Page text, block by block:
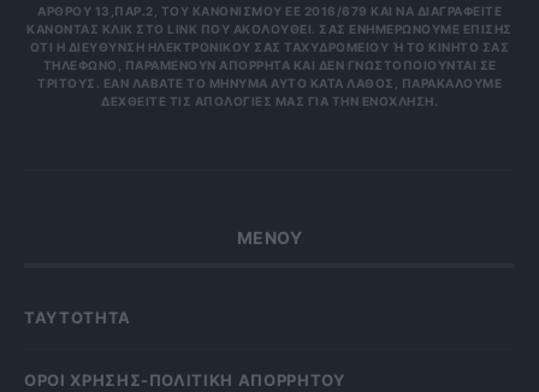
ΡΟΥ 13,ΠΑΡ.2, ΤΟΥ ΚΑΝΟΝΙΣΜΟΎ ΕΕ 2016/679 ΚΑΙ ΝΑ ΔΙΑΓΡΑΦΕΊΤΕ ΚΆΝ
ΟΝΤΑΣ ΚΛΙΚ ΣΤΟ LINK ΠΟΥ ΑΚΟΛΟΥΘΕΊ. ΣΑΣ ΕΝΗΜΕΡΏΝΟΥΜΕ ΕΠΊΣΗΣ ΌΤΙ
Η ΔΙΕΎΘΥΝΣΗ ΗΛΕΚΤΡΟΝΙΚΟΎ ΣΑΣ ΤΑΧΥΔΡΟΜΕΊΟΥ Ή ΤΟ ΚΙΝΗΤΌ ΣΑΣ ΤΗΛΈ
ΦΩΝΟ, ΠΑΡΑΜΈΝΟΥΝ ΑΠΌΡΡΗΤΑ ΚΑΙ ΔΕΝ ΓΝΩΣΤΟΠΟΙΟΎΝΤΑΙ ΣΕ ΤΡΊΤ
ΟΥΣ. ΕΆΝ ΛΆΒΑΤΕ ΤΟ ΜΉΝΥΜΑ ΑΥΤΌ ΚΑΤΆ ΛΆΘΟΣ, ΠΑΡΑΚΑΛΟΎΜΕ ΔΕΧΘ
ΕΊΤΕ ΤΙΣ ΑΠΟΛΟΓΊΕΣ ΜΑΣ ΓΙΑ ΤΗΝ ΕΝΌΧΛΗΣΗ.
ΜΕΝΟΥ
ΤΑΥΤΟΤΗΤΑ
OΡΟΙ ΧΡΗΣΗΣ-ΠΟΛΙΤΙΚΗ ΑΠΟΡΡΗΤΟΥ